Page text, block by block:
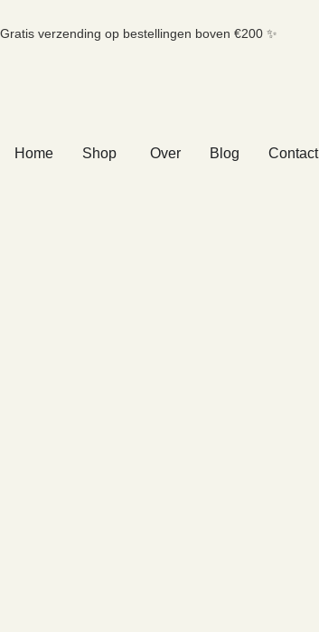
Gratis verzending op bestellingen boven €200 ✨
Home Shop Over Blog Contact